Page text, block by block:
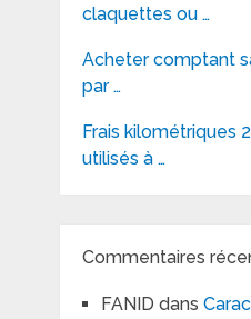
claquettes ou …
Acheter comptant
par …
Frais kilométriques
utilisés à …
Commentaires
FANID dans